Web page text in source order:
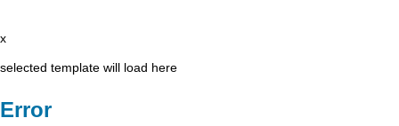
x
selected template will load here
Error